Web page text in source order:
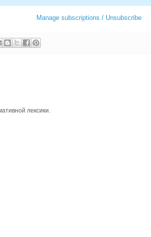
Manage subscriptions / Unsubscribe
лексики.